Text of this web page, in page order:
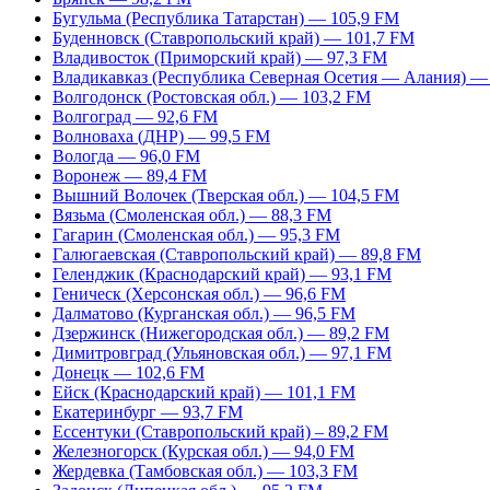
Бугульма (Республика Татарстан) — 105,9 FM
Буденновск (Ставропольский край) — 101,7 FM
Владивосток (Приморский край) — 97,3 FM
Владикавказ (Республика Северная Осетия — Алания)
Волгодонск (Ростовская обл.) — 103,2 FM
Волгоград — 92,6 FM
Волноваха (ДНР) — 99,5 FM
Вологда — 96,0 FM
Воронеж — 89,4 FM
Вышний Волочек (Тверская обл.) — 104,5 FM
Вязьма (Смоленская обл.) — 88,3 FM
Гагарин (Смоленская обл.) — 95,3 FM
Галюгаевская (Ставропольский край) — 89,8 FM
Геленджик (Краснодарский край) — 93,1 FM
Геническ (Херсонская обл.) — 96,6 FM
Далматово (Курганская обл.) — 96,5 FM
Дзержинск (Нижегородская обл.) — 89,2 FM
Димитровград (Ульяновская обл.) — 97,1 FM
Донецк — 102,6 FM
Ейск (Краснодарский край) — 101,1 FM
Екатеринбург — 93,7 FM
Ессентуки (Ставропольский край) – 89,2 FM
Железногорск (Курская обл.) — 94,0 FM
Жердевка (Тамбовская обл.) — 103,3 FM